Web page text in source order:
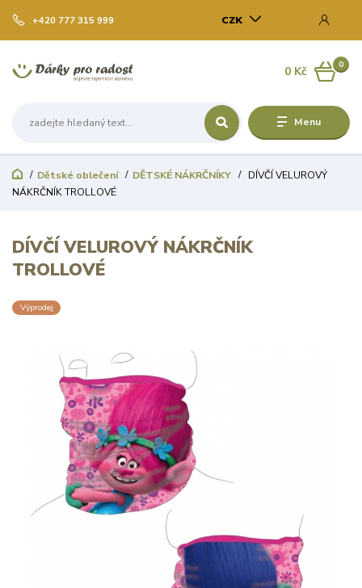
Menu
CZK
+420 777 315 999
0
0 Kč
Dětské oblečení DĚTSKÉ NÁKRČNÍKY
DÍVČÍ VELUROVÝ
NÁKRČNÍK TROLLOVÉ
DÍVČÍ VELUROVÝ NÁKRČNÍK
TROLLOVÉ
Výprodej